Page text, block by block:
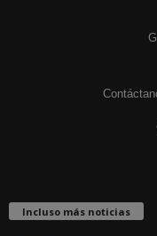
Incluso más noticias